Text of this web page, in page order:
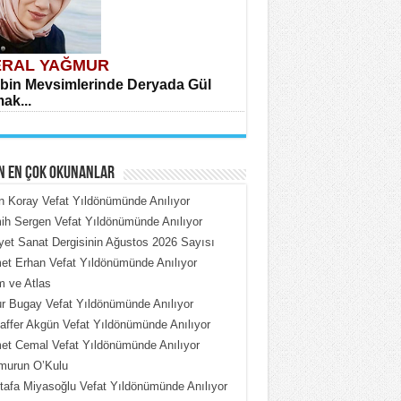
YAĞMUR
Mevsimlerinde Deryada Gül
ÇOBAN
Put Dışardaki Maskeler...
EN ÇOK OKUNANLAR
Koray Vefat Yıldönümünde Anılıyor
Sergen Vefat Yıldönümünde Anılıyor
Sanat Dergisinin Ağustos 2026 Sayısı
Erhan Vefat Yıldönümünde Anılıyor
ve Atlas
Bugay Vefat Yıldönümünde Anılıyor
Akgün Vefat Yıldönümünde Anılıyor
Cemal Vefat Yıldönümünde Anılıyor
O’Kulu
Miyasoğlu Vefat Yıldönümünde Anılıyor